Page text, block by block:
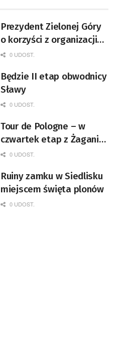
Prezydent Zielonej Góry
o korzyści z organizacji
mety Tour de Pologne
0 UDOST.
Będzie II etap obwodnicy
Sławy
0 UDOST.
Tour de Pologne – w
czwartek etap z Żagania
do Karpacza
0 UDOST.
Ruiny zamku w Siedlisku
miejscem święta plonów
0 UDOST.